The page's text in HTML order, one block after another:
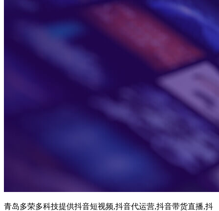
青岛多荣多科技提供抖音短视频,抖音代运营,抖音带货直播,抖